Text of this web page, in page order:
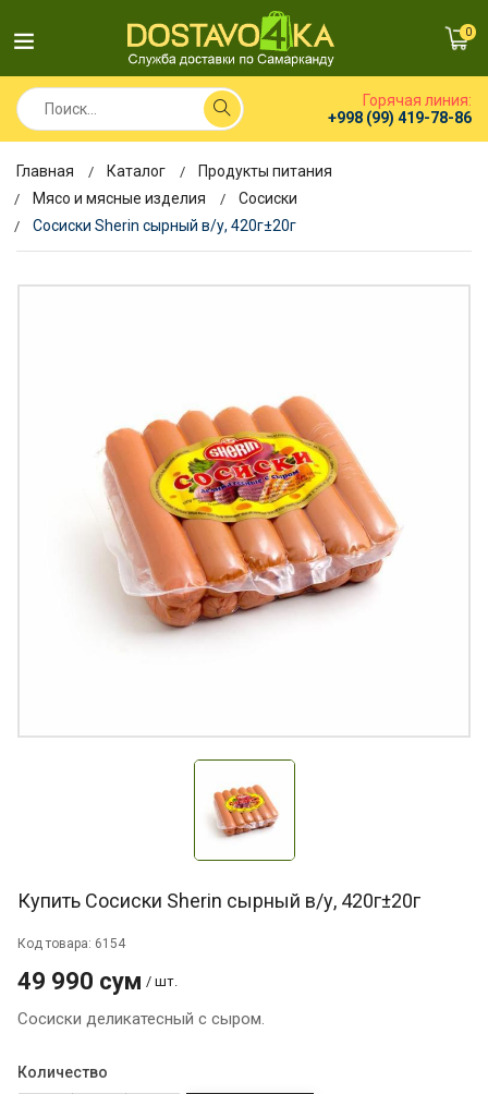
0
Горячая линия:
+998 (99) 419-78-86
Главная Каталог
Продукты питания
Мясо и мясные изделия
Сосиски
Сосиски Sherin сырный в/у, 420г±20г
Купить Сосиски Sherin сырный в/у, 420г±20г
Код товара: 6154
49 990 сум / шт.
Сосиски деликатесный с сыром.
Количество